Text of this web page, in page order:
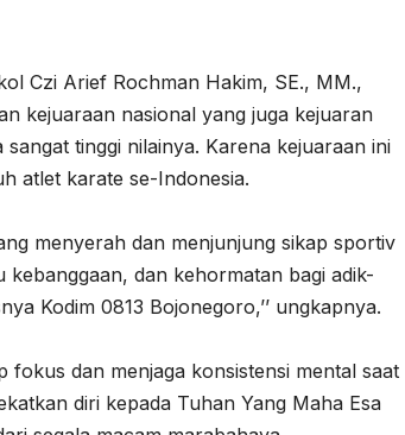
Czi Arief Rochman Hakim, SE., MM.,
kejuaraan nasional yang juga kejuaran
tinggi nilainya. Karena kejuaraan ini
atlet karate se-Indonesia.
menyerah dan menjunjung sikap sportiv
dan kehormatan bagi adik-
Kodim 0813 Bojonegoro,’’ ungkapnya.
dan menjaga konsistensi mental saat
diri kepada Tuhan Yang Maha Esa